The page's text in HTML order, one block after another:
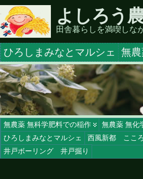
よしろう
田舎暮らしを満喫しな
ひろしまみなとマルシェ 無
無農薬 無科学肥料での稲作 無農薬 無化
ひろしまみなとマルシェ
西風新都 ここ
井戸ボーリング 井戸掘り